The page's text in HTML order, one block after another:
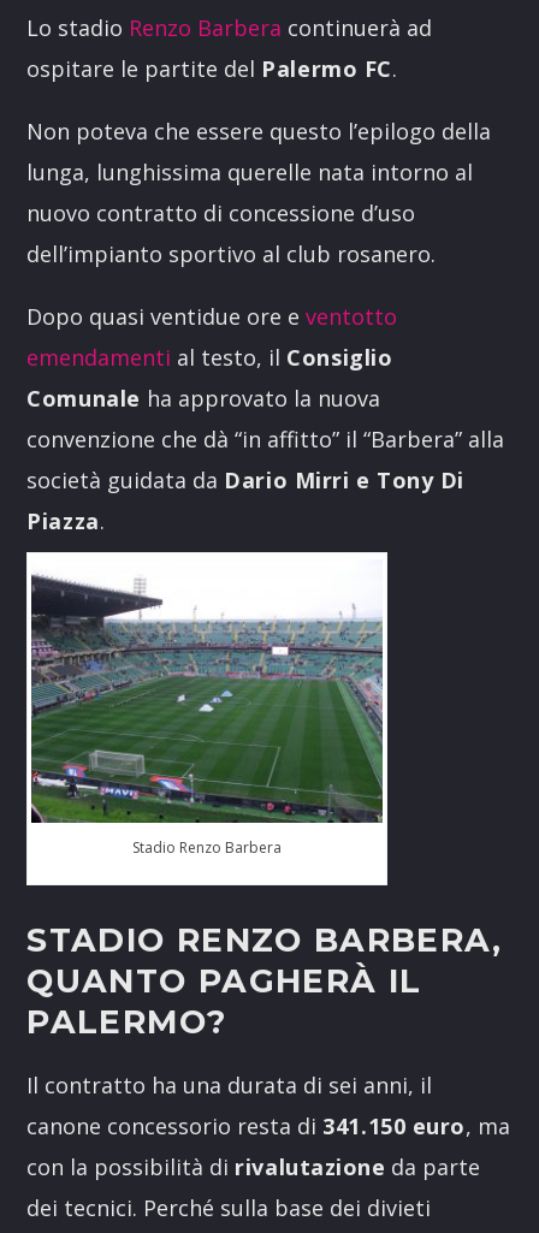
Lo stadio Renzo Barbera continuerà ad
ospitare le partite del Palermo FC.
Non poteva che essere questo l’epilogo della
lunga, lunghissima querelle nata intorno al
nuovo contratto di concessione d’uso
dell’impianto sportivo al club rosanero.
Dopo quasi ventidue ore eventotto
emendamenti al testo, il Consiglio
Comunale ha approvato la nuova
convenzione che dà “in affitto” il “Barbera” alla
società guidata da Dario Mirri e Tony Di
Piazza.
Stadio Renzo Barbera
STADIO RENZO BARBERA,
QUANTO PAGHERÀ IL
PALERMO?
Il contratto ha una durata di sei anni, il
canone concessorio resta di 341.150 euro, ma
con la possibilità di rivalutazione da parte
dei tecnici. Perché sulla base dei divieti